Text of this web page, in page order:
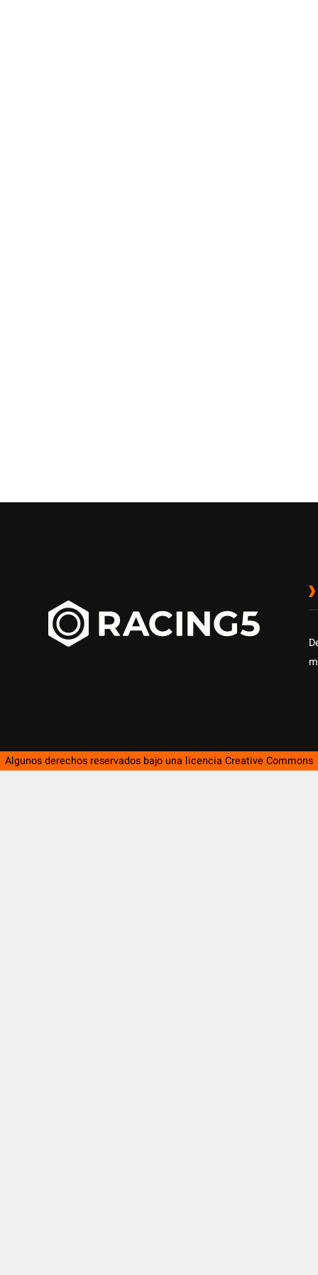
Algunos derechos reservados bajo una licencia Creative Commons